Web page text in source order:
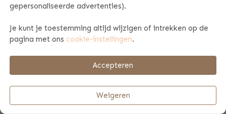
REVIEWS (37)
gepersonaliseerde advertenties).
Je kunt je toestemming altijd wijzigen of intrekken op de
pagina met ons cookie-instellingen.
Accepteren
Weigeren